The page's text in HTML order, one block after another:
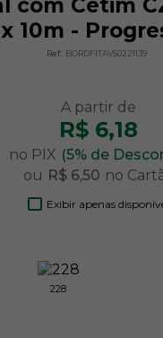
com Cetim
x 10m -
Ref: BORDFITAVS0221139
R$ 6,18
no PIX (5% de
ou R$ 6,50 no
Exibir apenas
228